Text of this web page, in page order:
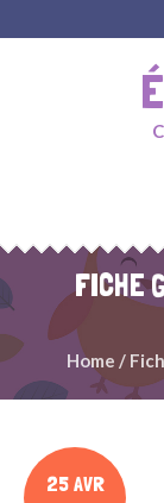
FICHE
Home /
25 AVR